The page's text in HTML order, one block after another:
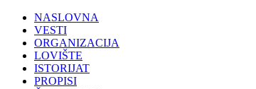
NASLOVNA
VESTI
ORGANIZACIJA
LOVIŠTE
ISTORIJAT
PROPISI